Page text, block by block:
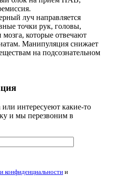
луч направляется
точки рук, головы,
мозга, которые отвечают
Манипуляция снижает
на подсознательном
интересуеют какие-то
и мы перезвоним в
конфиденциальности и